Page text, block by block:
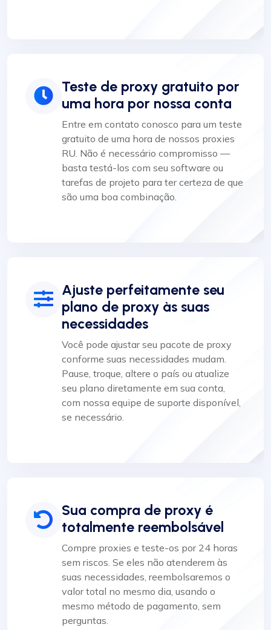
Teste de proxy gratuito por
uma hora por nossa conta
Entre em contato conosco para um teste
gratuito de uma hora de nossos proxies
RU. Não é necessário compromisso —
basta testá-los com seu software ou
tarefas de projeto para ter certeza de que
são uma boa combinação.
Ajuste perfeitamente seu
plano de proxy às suas
necessidades
Você pode ajustar seu pacote de proxy
conforme suas necessidades mudam.
Pause, troque, altere o país ou atualize
seu plano diretamente em sua conta,
com nossa equipe de suporte disponível,
se necessário.
Sua compra de proxy é
totalmente reembolsável
Compre proxies e teste-os por 24 horas
sem riscos. Se eles não atenderem às
suas necessidades, reembolsaremos o
valor total no mesmo dia, usando o
mesmo método de pagamento, sem
perguntas.